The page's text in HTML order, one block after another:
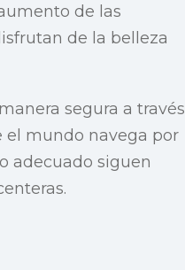
de las
de la belleza
segura a través
el mundo navega por
adecuado siguen